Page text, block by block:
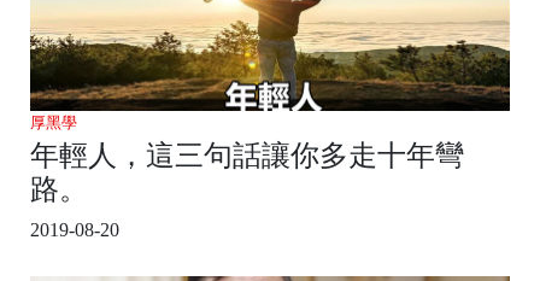
厚黑學
年輕人，這三句話讓你多走十年彎
路。
2019-08-20